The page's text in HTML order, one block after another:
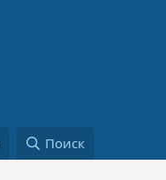
Поиск